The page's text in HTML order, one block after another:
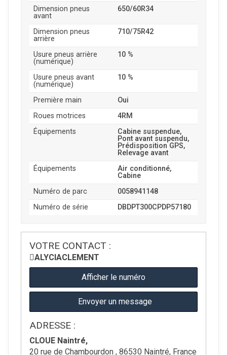
Dimension pneus
avant
650/60R34
Dimension pneus
arrière
710/75R42
Usure pneus arrière
(numérique)
10 %
Usure pneus avant
(numérique)
10 %
Première main
Oui
Roues motrices
4RM
Équipements
Cabine suspendue,
Pont avant suspendu,
Prédisposition GPS,
Relevage avant
Équipements
Air conditionné,
Cabine
Numéro de parc
0058941148
Numéro de série
DBDPT300CPDP57180
VOTRE CONTACT :
ALYCIACLEMENT
Afficher le numéro
Envoyer un message
ADRESSE :
CLOUE Naintré,
20 rue de Chambourdon , 86530 Naintré, France